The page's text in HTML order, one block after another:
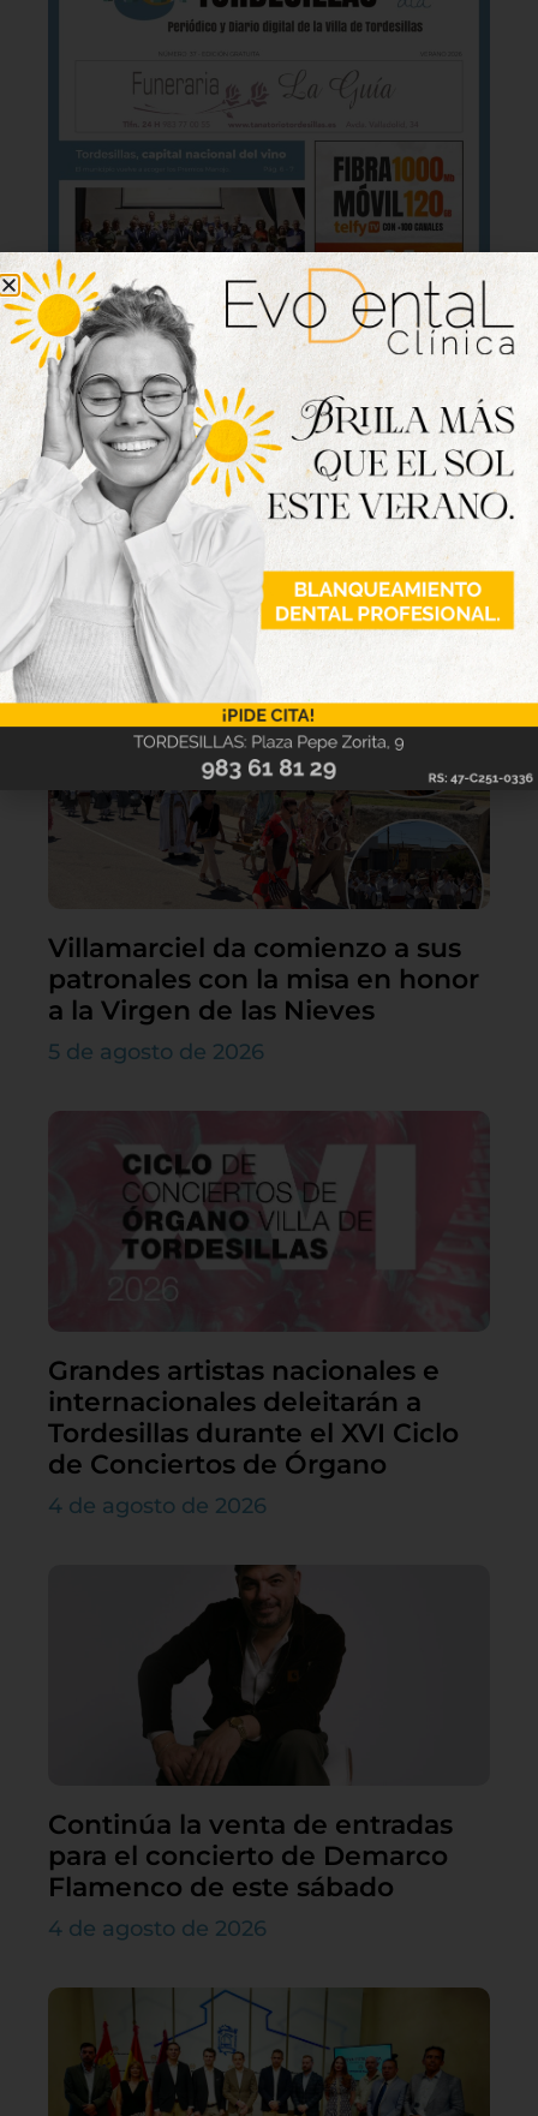
Lo último
Villamarciel da comienzo a sus
patronales con la misa en honor
a la Virgen de las Nieves
5 de agosto de 2026
Grandes artistas nacionales e
internacionales deleitarán a
Tordesillas durante el XVI Ciclo
de Conciertos de Órgano
4 de agosto de 2026
Continúa la venta de entradas
para el concierto de Demarco
Flamenco de este sábado
4 de agosto de 2026